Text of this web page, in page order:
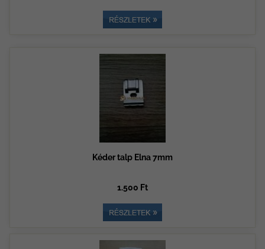
Kéder talp Elna 7mm
1.500 Ft